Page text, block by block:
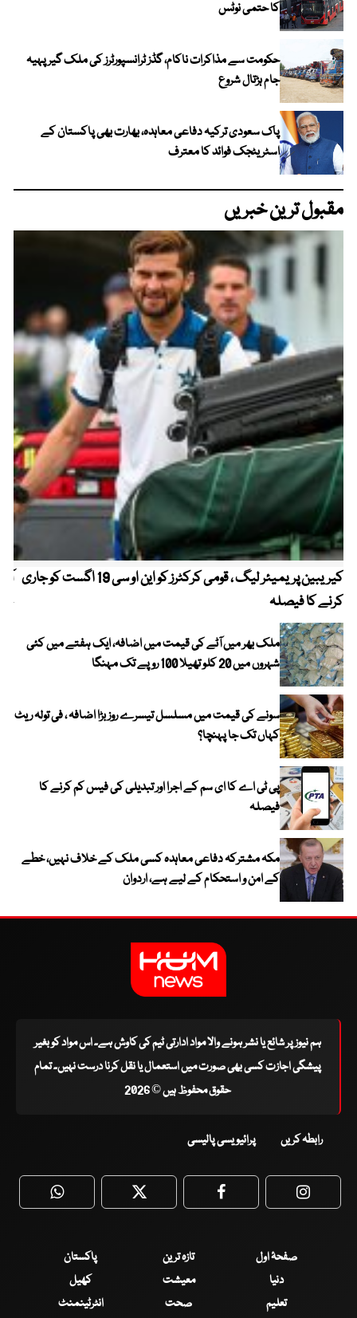
کا حتمی نوٹس
حکومت سے مذاکرات ناکام، گڈز ٹرانسپورٹرز کی ملک گیر پہیہ
جام ہڑتال شروع
پاک سعودی ترکیہ دفاعی معاہدہ، بھارت بھی پاکستان کے
اسٹریٹجک فوائد کا معترف
مقبول ترین خبریں
کیریبین پریمیئر لیگ ، قومی کرکٹرز کو این او سی 19 اگست کو جاری
کرنے کا فیصلہ
ملک بھر میں آٹے کی قیمت میں اضافہ، ایک ہفتے میں کئی
شہروں میں 20 کلو تھیلا 100 روپے تک مہنگا
سونے کی قیمت میں مسلسل تیسرے روز بڑا اضافہ ، فی تولہ ریٹ
کہاں تک جا پہنچا؟
پی ٹی اے کا ای سم کے اجرا اور تبدیلی کی فیس کم کرنے کا
فیصلہ
مکہ مشترکہ دفاعی معاہدہ کسی ملک کے خلاف نہیں، خطے
کے امن و استحکام کے لیے ہے، اردوان
ہم نیوز پر شائع یا نشر ہونے والا مواد ادارتی ٹیم کی کاوش ہے۔ اس مواد کو بغیر
پیشگی اجازت کسی بھی صورت میں استعمال یا نقل کرنا درست نہیں۔ تمام
حقوق محفوظ ہیں © 2026
رابطہ کریں پرائیویسی پالیسی
WhatsApp Twitter Facebook
صفحۂ اول تازہ ترین
پاکستان
دنیا
معیشت
کھیل
تعلیم
صحت
انٹرٹینمنٹ